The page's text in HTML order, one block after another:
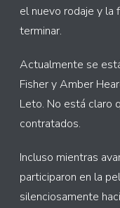
el nuevo rodaje y la
terminar.
Actualmente se
Fisher y Amber
Leto. No está claro
contratados.
Incluso mientras
participaron en la
silenciosamente